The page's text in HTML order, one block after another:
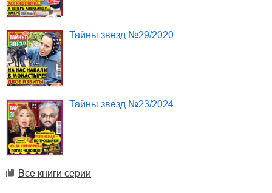
Тайны звезд №29/2020
Тайны звёзд №23/2024
Все книги серии